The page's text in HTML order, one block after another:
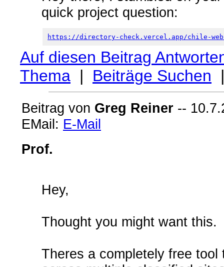
quick project question:
https://directory-check.vercel.app/chile-
Auf diesen Beitrag
Thema | Beiträge Suchen
Beitrag von Greg Reiner --
EMail: E-Mail
Prof.
Hey,
Thought you might want this.
Theres a completely free